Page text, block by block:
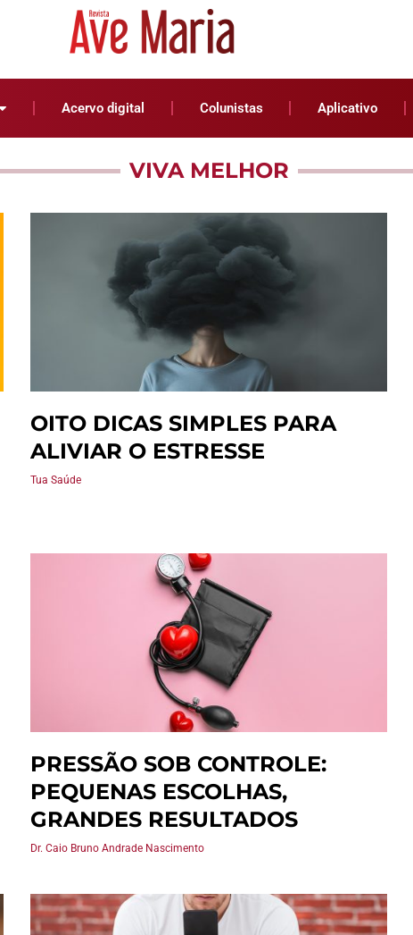
Acervo digital Colunistas Aplicativo
VIVA MELHOR
OITO DICAS SIMPLES PARA
ALIVIAR O ESTRESSE
Tua Saúde
PRESSÃO SOB CONTROLE:
PEQUENAS ESCOLHAS,
GRANDES RESULTADOS
Dr. Caio Bruno Andrade Nascimento